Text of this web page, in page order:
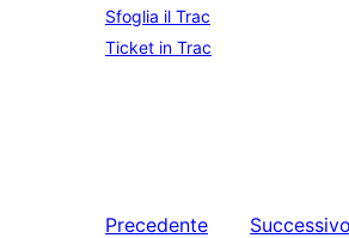
Sfoglia il Trac
Ticket in Trac
Precedente
Successivo